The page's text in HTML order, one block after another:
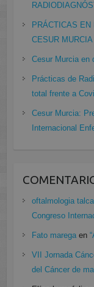
PRÁCTICAS
CESUR MURCIA
Cesur Murcia en
Prácticas de
total frente a
Cesur Murcia:
Internacional
oftalmologia talca
Congreso
Fato maregaen
VII Jornada
del Cáncer de